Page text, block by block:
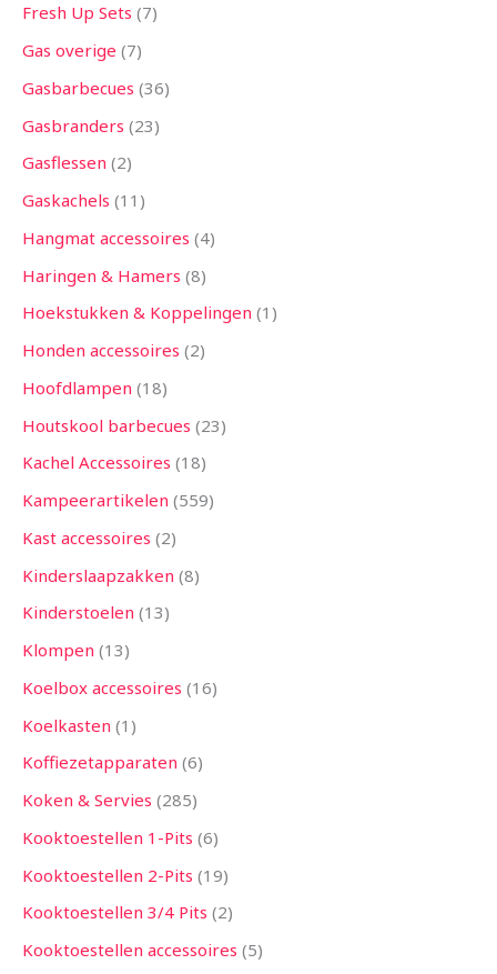
Fresh Up Sets 7
Gas overige 7
Gasbarbecues 36
Gasbranders 23
Gasflessen 2
Gaskachels 11
Hangmat accessoires 4
Haringen & Hamers 8
Hoekstukken & Koppelingen 1
Honden accessoires 2
Hoofdlampen 18
Houtskool barbecues 23
Kachel Accessoires 18
Kampeerartikelen 559
Kast accessoires 2
Kinderslaapzakken 8
Kinderstoelen 13
Klompen 13
Koelbox accessoires 16
Koelkasten 1
Koffiezetapparaten 6
Koken & Servies 285
Kooktoestellen 1-Pits 6
Kooktoestellen 2-Pits 19
Kooktoestellen 3/4 Pits 2
Kooktoestellen accessoires 5